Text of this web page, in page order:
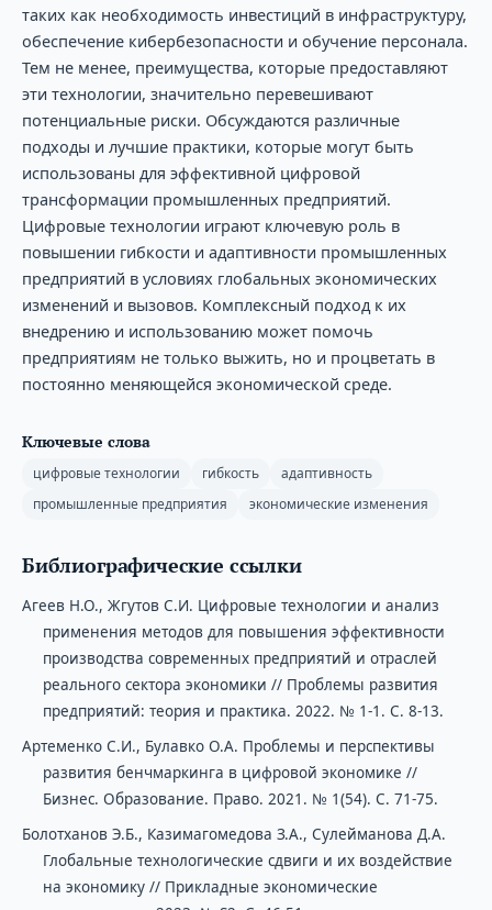
таких как необходимость инвестиций в инфраструктуру,
обеспечение кибербезопасности и обучение персонала.
Тем не менее, преимущества, которые предоставляют
эти технологии, значительно перевешивают
потенциальные риски. Обсуждаются различные
подходы и лучшие практики, которые могут быть
использованы для эффективной цифровой
трансформации промышленных предприятий.
Цифровые технологии играют ключевую роль в
повышении гибкости и адаптивности промышленных
предприятий в условиях глобальных экономических
изменений и вызовов. Комплексный подход к их
внедрению и использованию может помочь
предприятиям не только выжить, но и процветать в
постоянно меняющейся экономической среде.
Ключевые слова
цифровые технологии гибкость
адаптивность
промышленные предприятия
экономические изменения
Библиографические ссылки
Агеев Н.О., Жгутов С.И. Цифровые технологии и анализ
применения методов для повышения эффективности
производства современных предприятий и отраслей
реального сектора экономики // Проблемы развития
предприятий: теория и практика. 2022. № 1-1. С. 8-13.
Артеменко С.И., Булавко О.А. Проблемы и перспективы
развития бенчмаркинга в цифровой экономике //
Бизнес. Образование. Право. 2021. № 1(54). С. 71-75.
Болотханов Э.Б., Казимагомедова З.А., Сулейманова Д.А.
Глобальные технологические сдвиги и их воздействие
на экономику // Прикладные экономические